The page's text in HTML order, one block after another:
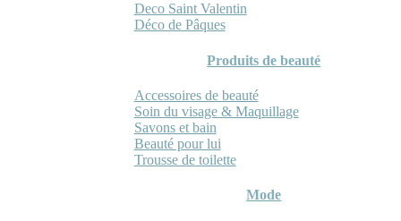
Deco Saint Valentin
Déco de Pâques
Produits de beauté
Accessoires de beauté
Soin du visage & Maquillage
Savons et bain
Beauté pour lui
Trousse de toilette
Mode